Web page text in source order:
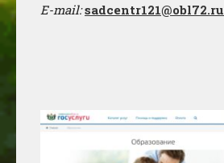
E-mail: sadcentr121@obl72.ru